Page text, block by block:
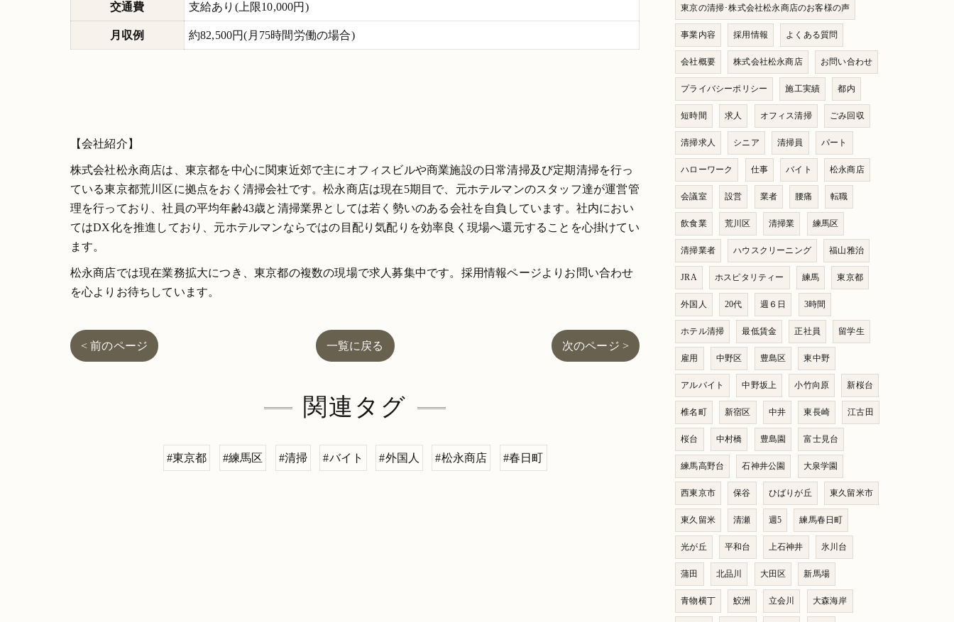
交通費 支給あり(上限10,000円)
月収例 約82,500円(月75時間労働の場合)
【会社紹介】
株式会社松永商店は、東京都を中心に関東近郊で主にオフィスビルや商業施設の日常清掃及び定期清掃を行っ
ている東京都荒川区に拠点をおく清掃会社です。松永商店は現在5期目で、元ホテルマンのスタッフ達が運営管
理を行っており、社員の平均年齢43歳と清掃業界としては若く勢いのある会社を自負しています。社内におい
てはDX化を推進しており、元ホテルマンならではの目配り気配りを効率良く現場へ還元することを心掛けてい
ます。
松永商店では現在業務拡大につき、東京都の複数の現場で求人募集中です。採用情報ページよりお問い合わせ
を心よりお待ちしています。
< 前のページ 一覧に戻る 次のページ >
関連タグ
#東京都 #練馬区 #清掃 #バイト #外国人 #松永商店 #春日町
東京の清掃･株式会社松永商店のお客様の声
事業内容 採用情報 よくある質問
会社概要 株式会社松永商店 お問い合わせ
プライバシーポリシー 施工実績 都内
短時間 求人 オフィス清掃 ごみ回収
清掃求人 シニア 清掃員 パート
ハローワーク 仕事 バイト 松永商店
会議室 設営 業者 腰痛 転職
飲食業 荒川区 清掃業 練馬区
清掃業者 ハウスクリーニング 福山雅治
JRA ホスピタリティー 練馬 東京都
外国人 20代 週６日 3時間
ホテル清掃 最低賃金 正社員 留学生
雇用 中野区 豊島区 東中野
アルバイト 中野坂上 小竹向原 新桜台
椎名町 新宿区 中井 東長崎 江古田
桜台 中村橋 豊島園 富士見台
練馬高野台 石神井公園 大泉学園
西東京市 保谷 ひばりが丘 東久留米市
東久留米 清瀬 週5 練馬春日町
光が丘 平和台 上石神井 氷川台
蒲田 北品川 大田区 新馬場
青物横丁 鮫洲 立会川 大森海岸